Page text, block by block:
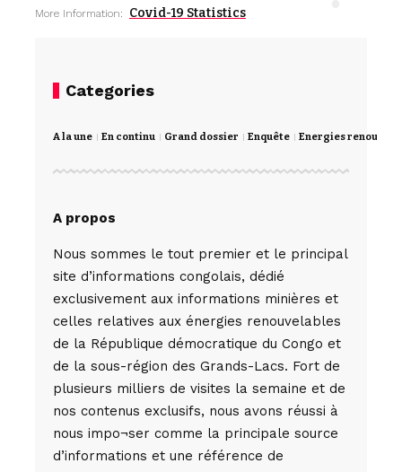
More Information: Covid-19 Statistics
Categories
A la une En continu Grand dossier Enquête Energies
A propos
Nous sommes le tout premier et le principal
site d’informations congolais, dédié
exclusivement aux informations minières et
celles relatives aux énergies renouvelables
de la République démocratique du Congo et
de la sous-région des Grands-Lacs. Fort de
plusieurs milliers de visites la semaine et de
nos contenus exclusifs, nous avons réussi à
nous impo¬ser comme la principale source
d’informations et une référence de